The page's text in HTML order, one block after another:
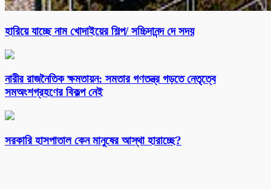
হারিয়ে যাচ্ছে নাম খোদাইয়ের শিল্প/ সচ্চিদানন্দ দে সদয়
নারীর রাজনৈতিক ক্ষমতায়ন: সমতার গণতন্ত্র গড়তে নেতৃত্বে
সমঅংশগ্রহণের বিকল্প নেই
সরকারি হাসপাতাল কেন মানুষের আস্থা হারাচ্ছে?